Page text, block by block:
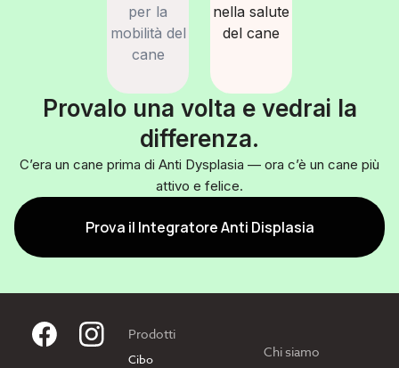
Provalo una volta e vedrai la
differenza.
C’era un cane prima di Anti Dysplasia — ora c’è un cane più
attivo e felice.
Prova il Integratore Anti Displasia
per la
mobilità del
cane
nella salute
del cane
Prodotti
Cibo
Chi siamo